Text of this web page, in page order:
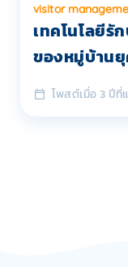
visitor
เทคโนโลยีรั
ของหมู่บ้าน
โพสต์เมื่อ 3 ปีที่